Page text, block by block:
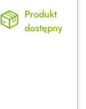
Produkt
dostępny